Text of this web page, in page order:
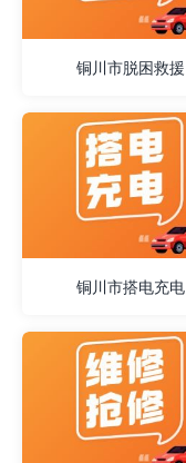
铜川市脱困救援
铜川市搭电充电